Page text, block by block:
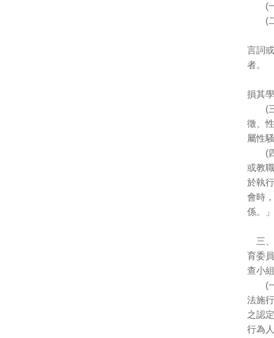
(一)
(二)
言詞
者。
損其
(三)
徵、
屬性
(四)
或教
於執
會時
係。」
三、
育委
查小
(一)
法施
之認
行為